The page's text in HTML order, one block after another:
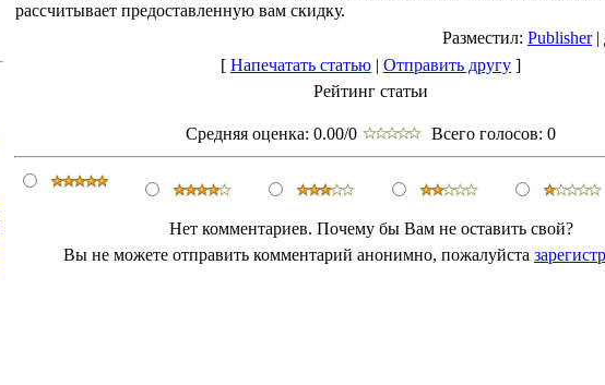
рассчитывает предоставленную вам скидку.
Разместил: Publisher|
[ Напечатать статью | Отправить другу ]
Рейтинг статьи
Средняя оценка: 0.00/0 Всего голосов: 0
Нет комментариев. Почему бы Вам не оставить свой?
Вы не можете отправить комментарий анонимно, пожалуйста